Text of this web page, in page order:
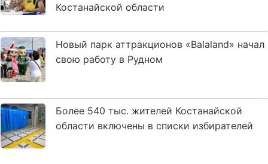
Костанайской области
Новый парк аттракционов «Balaland» начал
свою работу в Рудном
Более 540 тыс. жителей Костанайской
области включены в списки избирателей